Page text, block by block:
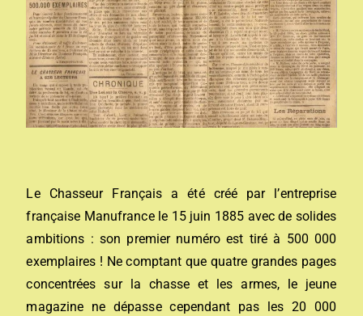
Le Chasseur Français a été créé par l’entreprise
française Manufrance le 15 juin 1885 avec de solides
ambitions : son premier numéro est tiré à 500 000
exemplaires ! Ne comptant que quatre grandes pages
concentrées sur la chasse et les armes, le jeune
magazine ne dépasse cependant pas les 20 000